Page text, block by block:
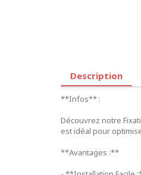
Description
**Infos** :
Découvrez notre
est idéal pour
**Avantages :**